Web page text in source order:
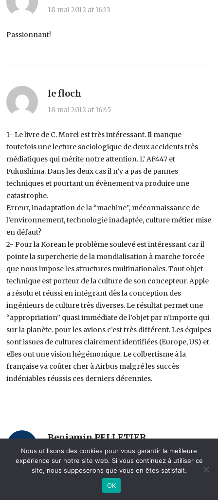
18 mai 2012 at 16:13
Passionnant!
le floch
18 mai 2012 at 16:45
1- Le livre de C. Morel est très intéressant. Il manque
toutefois une lecture sociologique de deux accidents très
médiatiques qui mérite notre attention. L’ AF447 et
Fukushima. Dans les deux cas il n’y a pas de pannes
techniques et pourtant un évènement va produire une
catastrophe.
Erreur, inadaptation de la “machine”, méconnaissance de
l’environnement, technologie inadaptée, culture métier mise
en défaut?
2- Pour la Korean le problème soulevé est intéressant car il
pointe la supercherie de la mondialisation à marche forcée
que nous impose les structures multinationales. Tout objet
technique est porteur de la culture de son concepteur. Apple
a résolu et réussi en intégrant dès la conception des
ingénieurs de culture très diverses. Le résultat permet une
“appropriation” quasi immédiate de l’objet par n’importe qui
sur la planète. pour les avions c’est très différent. Les équipes
sont issues de cultures clairement identifiées (Europe, US) et
elles ont une vision hégémonique. Le colbertisme à la
française va coûter cher à Airbus malgré les succès
indéniables réussis ces derniers décennies.
Benjamin PELLETIER
18 mai 2012 at 18:02
@le floch – merci pour ces éléments de réflexion encore
une fois intéressants. Par rapport au point 2, je remarque
Nous utilisons des cookies pour vous garantir la meilleure
expérience sur notre site web. Si vous continuez à utiliser ce
site, nous supposerons que vous en êtes satisfait.
OK